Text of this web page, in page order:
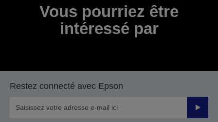
Vous pourriez être
intéressé par
Restez connecté avec Epson
Valider